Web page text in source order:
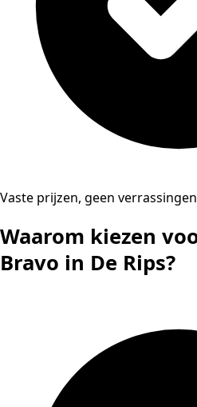
Vaste prijzen, geen verrassingen
Waarom kiezen
Bravo in De Rips?